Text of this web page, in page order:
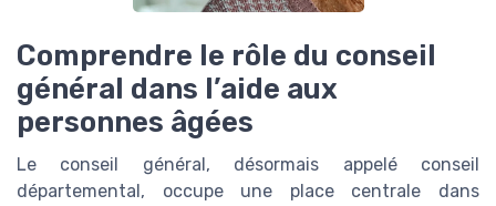
Comprendre le rôle du conseil
général dans l’aide aux
personnes âgées
Le conseil général, désormais appelé conseil
départemental, occupe une place centrale dans